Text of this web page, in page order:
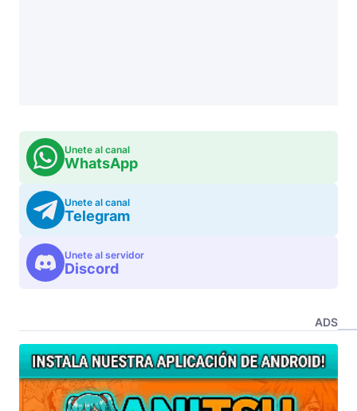
Unete al canal
WhatsApp
Unete al canal
Telegram
Unete al servidor
Discord
ADS